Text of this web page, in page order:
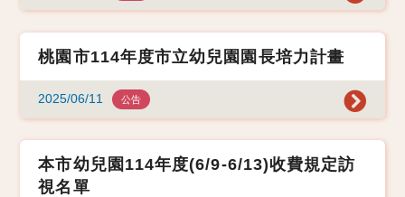
桃園市114年度市立幼兒園園長培力計畫
2025/06/11 公告
本市幼兒園114年度(6/9-6/13)收費規定訪
視名單